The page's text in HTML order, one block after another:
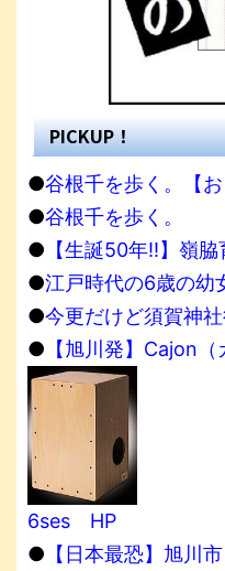
PICKUP！
●谷根千を歩く。【お
●谷根千を歩く。
● 【生誕50年!!】嶺
●江戸時代の6歳の幼
●今更だけど須賀神社
● 【旭川発】Cajon
6ses HP
● 【日本最恐】旭川